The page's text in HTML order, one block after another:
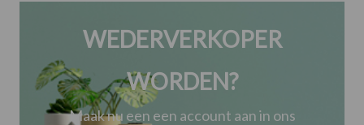
WEDERVERKOPER
WORDEN?
Maak nu een een account aan in ons